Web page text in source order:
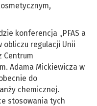
konferencja „PFAS a
obliczu regulacji Unii
Centrum
Adama Mickiewicza w
do
chemicznej.
stosowania tych